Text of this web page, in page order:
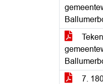
7.